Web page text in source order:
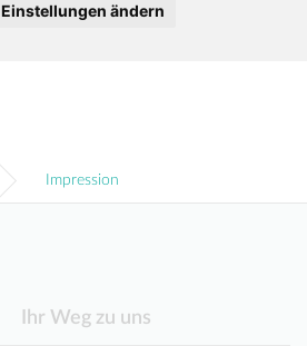
Einstellungen ändern
Impression
Ihr Weg zu uns